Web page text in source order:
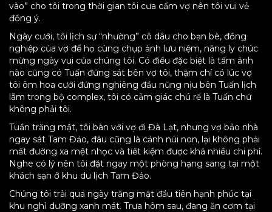
vào” cho tôi trong thời gian tôi cưa cẩm vợ nên tôi vui vẻ
đồng ý.
Ngày cưới, tôi lịch sự “nhường” cô dâu cho bạn bè, đồng
nghiệp của vợ để họ cùng chụp ảnh lưu niệm, nâng ly chúc
mừng ngày vui của chúng tôi. Có điều đặc biệt là tấm ảnh
nào cũng có Tuấn đứng sát bên vợ tôi, thậm chí có lúc vợ
tôi ôm hoa cưới đứng nghiêng đầu nũng nịu bên Tuấn lịch
lãm trong bộ complex, tôi có cảm giác chú rể là Tuấn chứ
không phải tôi.
Tuần trăng mật, tôi bàn với vợ đi Đà Lạt, nhưng vợ bảo nhà
ngay sát Tam Đảo, đâu cũng là cảnh núi non, lại không phải
mất đường xa mệt nhọc và tiết kiệm được khá nhiều chi phí.
Nghe có lý nên tôi đặt ngay một phòng hạng sang tại một
khách sạn ở khu du lịch Tam Đảo.
Chúng tôi trải qua ngày trăng mật đầu tiên hạnh phúc tại
khu nghỉ dưỡng xanh mát. Trưa hôm sau, đang ăn cơm tại